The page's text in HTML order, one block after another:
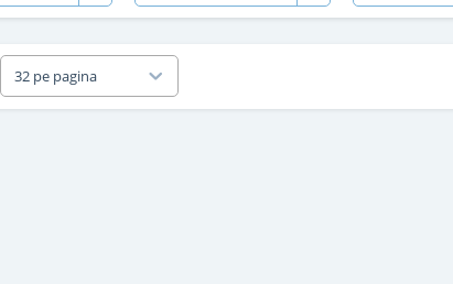
32 pe pagina